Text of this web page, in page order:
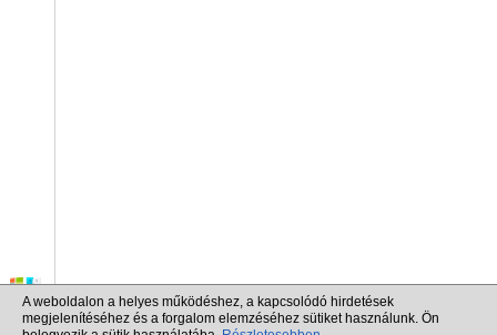
A weboldalon a helyes működéshez, a kapcsolódó hirdetések
megjelenítéséhez és a forgalom elemzéséhez sütiket használunk. Ön